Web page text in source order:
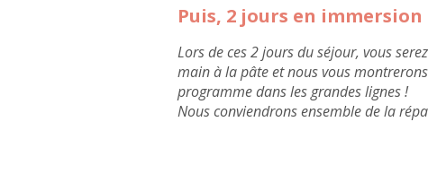
Puis, 2 jours en immersion
Lors de ces 2 jours du séjour, vous
main à la pâte et nous vous
programme dans les grandes lignes !
Nous conviendrons ensemble de la